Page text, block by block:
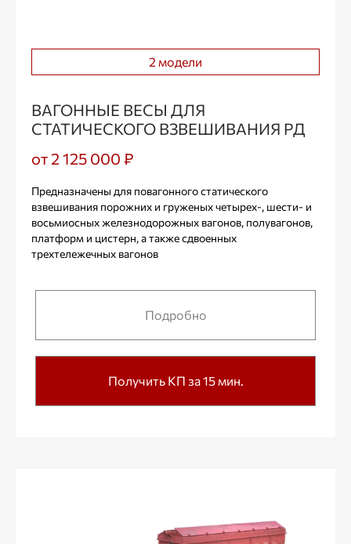
2 модели
ВАГОННЫЕ ВЕСЫ ДЛЯ
СТАТИЧЕСКОГО ВЗВЕШИВАНИЯ РД
от 2 125 000 ₽
Предназначены для повагонного статического
взвешивания порожних и груженых четырех-, шести- и
восьмиосных железнодорожных вагонов, полувагонов,
платформ и цистерн, а также сдвоенных
трехтележечных вагонов
Подробно
Получить КП за 15 мин.